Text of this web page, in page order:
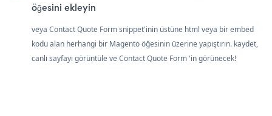
öğesini ekleyin
veya Contact Quote Form snippet'inin üstüne html veya bir embed
kodu alan herhangi bir Magento öğesinin üzerine yapıştırın. kaydet,
canlı sayfayı görüntüle ve Contact Quote Form 'in görünecek!